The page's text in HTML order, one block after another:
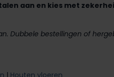
aan en kies met
Dubbele bestellingen of